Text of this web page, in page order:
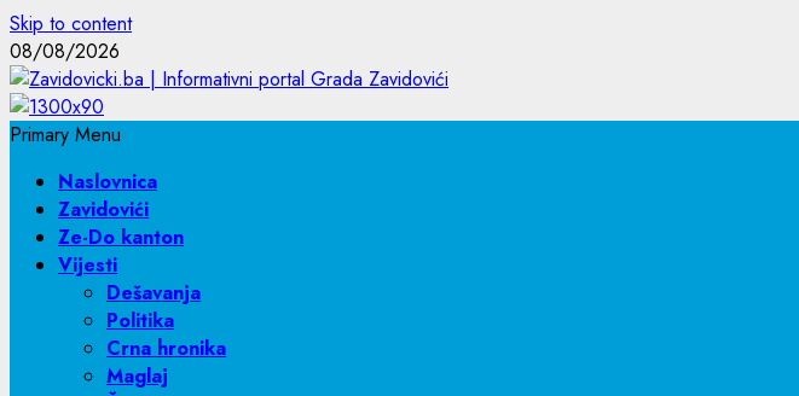
Skip to content
08/08/2026
Primary Menu
Naslovnica
Zavidovići
Ze-Do kanton
Vijesti
Dešavanja
Politika
Crna hronika
Maglaj